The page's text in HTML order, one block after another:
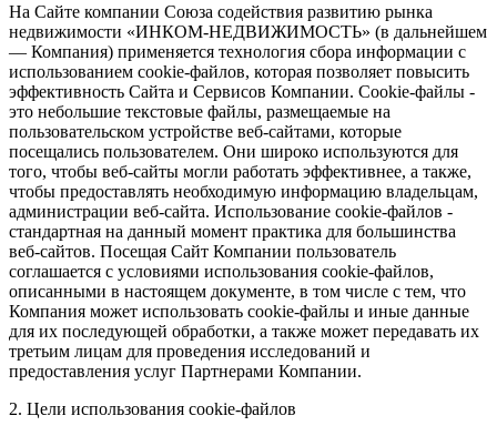
На Сайте компании Союза содействия развитию рынка
недвижимости «ИНКОМ-НЕДВИЖИМОСТЬ» (в дальнейшем
— Компания) применяется технология сбора информации с
использованием cookie-файлов, которая позволяет повысить
эффективность Сайта и Сервисов Компании. Сookie-файлы -
это небольшие текстовые файлы, размещаемые на
пользовательском устройстве веб-сайтами, которые
посещались пользователем. Они широко используются для
того, чтобы веб-сайты могли работать эффективнее, а также,
чтобы предоставлять необходимую информацию владельцам,
администрации веб-сайта. Использование cookie-файлов -
стандартная на данный момент практика для большинства
веб-сайтов. Посещая Сайт Компании пользователь
соглашается с условиями использования cookie-файлов,
описанными в настоящем документе, в том числе с тем, что
Компания может использовать cookie-файлы и иные данные
для их последующей обработки, а также может передавать их
третьим лицам для проведения исследований и
предоставления услуг Партнерами Компании.
2. Цели использования cookie-файлов